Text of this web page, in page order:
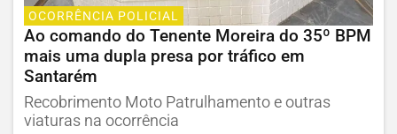
OCORRÊNCIA POLICIAL
Ao comando do Tenente Moreira do 35º BPM
mais uma dupla presa por tráfico em
Santarém
Recobrimento Moto Patrulhamento e outras
viaturas na ocorrência